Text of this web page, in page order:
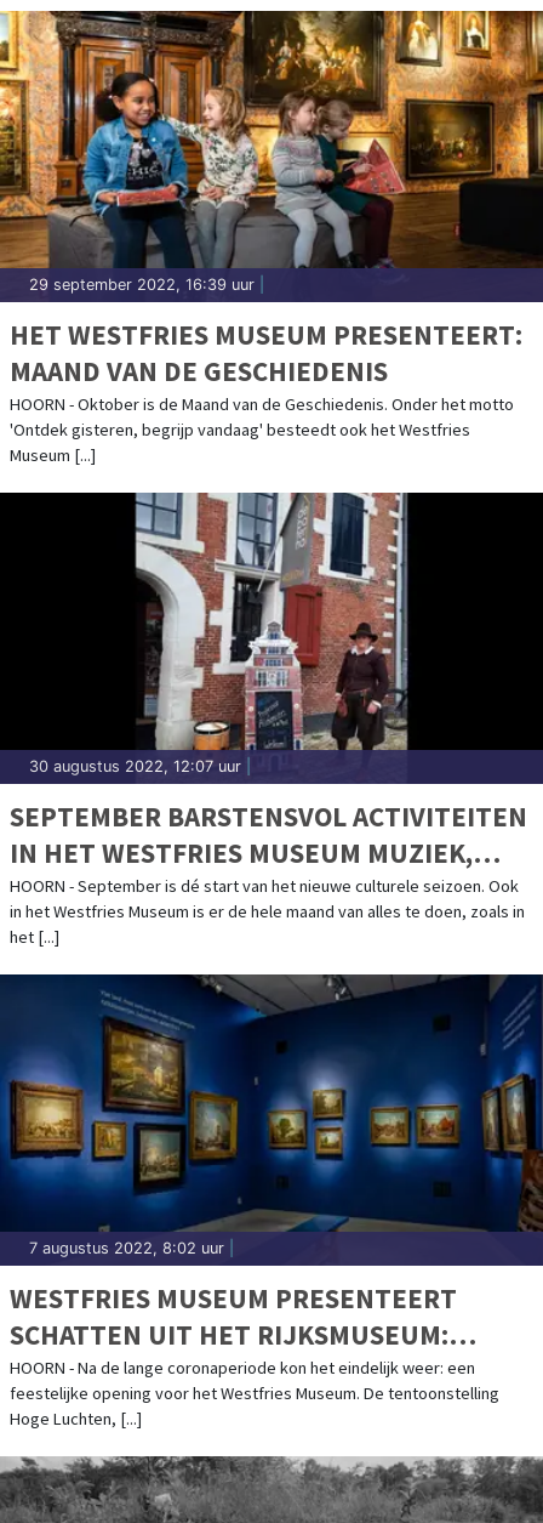
29 september 2022, 16:39 uur
HET WESTFRIES MUSEUM PRESENTEERT:
MAAND VAN DE GESCHIEDENIS
HOORN - Oktober is de Maand van de Geschiedenis. Onder het motto
'Ontdek gisteren, begrijp vandaag' besteedt ook het Westfries
Museum [...]
30 augustus 2022, 12:07 uur
SEPTEMBER BARSTENSVOL ACTIVITEITEN
IN HET WESTFRIES MUSEUM MUZIEK,
HOGE LUCHTEN ÉN EEN KIJKJE IN DE
TOEKOMST
HOORN - September is dé start van het nieuwe culturele seizoen. Ook
in het Westfries Museum is er de hele maand van alles te doen, zoals in
het [...]
7 augustus 2022, 8:02 uur
WESTFRIES MUSEUM PRESENTEERT
SCHATTEN UIT HET RIJKSMUSEUM:
TENTOONSTELLING HOGE LUCHTEN VAN
START
HOORN - Na de lange coronaperiode kon het eindelijk weer: een
feestelijke opening voor het Westfries Museum. De tentoonstelling
Hoge Luchten, [...]